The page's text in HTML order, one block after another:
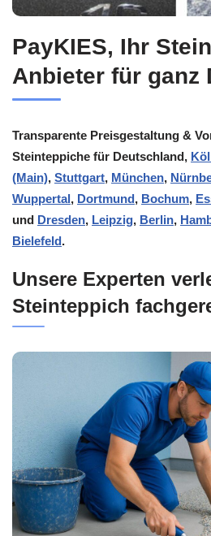
PayKIES, Ihr
Anbieter für ganz
Transparente Preisgestaltung &
Steinteppiche für Deutschland,
(Main), Stuttgart, München,
Wuppertal, Dortmund, Bochum,
und Dresden, Leipzig, Berlin,
Bielefeld.
Unsere Experten
Steinteppich